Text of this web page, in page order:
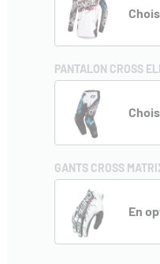
PANTALON CROSS
GANTS CROSS
En